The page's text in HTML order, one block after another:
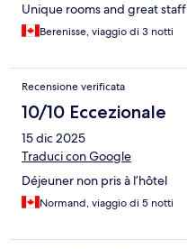
Unique rooms and great staff
Berenisse, viaggio di 3 notti
Recensione verificata
10/10 Eccezionale
15 dic 2025
Traduci con Google
Déjeuner non pris à l’hôtel
Normand, viaggio di 5 notti